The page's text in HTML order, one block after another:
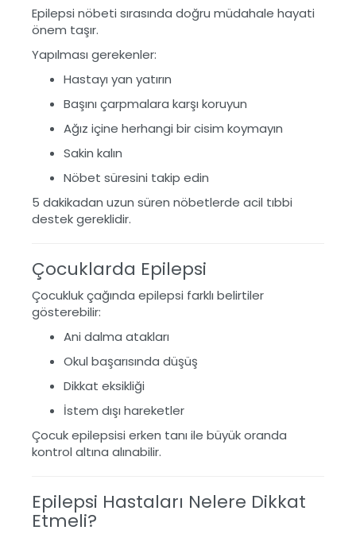
Epilepsi nöbeti sırasında doğru müdahale hayati
önem taşır.
Yapılması gerekenler:
Hastayı yan yatırın
Başını çarpmalara karşı koruyun
Ağız içine herhangi bir cisim koymayın
Sakin kalın
Nöbet süresini takip edin
5 dakikadan uzun süren nöbetlerde acil tıbbi
destek gereklidir.
Çocuklarda Epilepsi
Çocukluk çağında epilepsi farklı belirtiler
gösterebilir:
Ani dalma atakları
Okul başarısında düşüş
Dikkat eksikliği
İstem dışı hareketler
Çocuk epilepsisi erken tanı ile büyük oranda
kontrol altına alınabilir.
Epilepsi Hastaları Nelere Dikkat
Etmeli?